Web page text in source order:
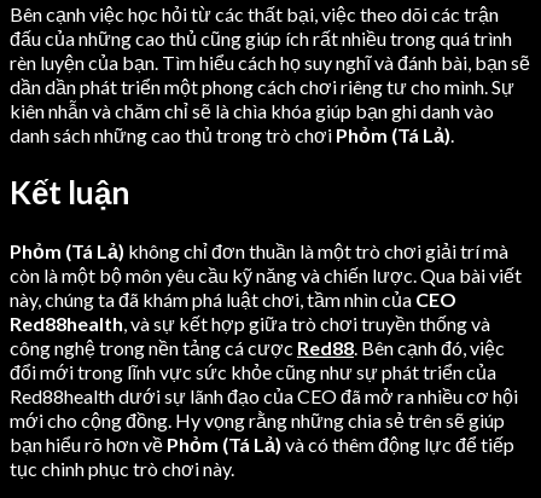
Bên cạnh việc học hỏi từ các thất bại, việc theo dõi các trận
đấu của những cao thủ cũng giúp ích rất nhiều trong quá trình
rèn luyện của bạn. Tìm hiểu cách họ suy nghĩ và đánh bài, bạn sẽ
dần dần phát triển một phong cách chơi riêng tư cho mình. Sự
kiên nhẫn và chăm chỉ sẽ là chìa khóa giúp bạn ghi danh vào
danh sách những cao thủ trong trò chơi Phỏm (Tá Lả)
Kết luận
Phỏm (Tá Lả) không chỉ đơn thuần là một trò chơi giải trí mà
còn là một bộ môn yêu cầu kỹ năng và chiến lược. Qua bài viết
này, chúng ta đã khám phá luật chơi, tầm nhìn của CEO
Red88health , và sự kết hợp giữa trò chơi truyền thống và
công nghệ trong nền tảng cá cược Red88 . Bên cạnh đó, việc
đổi mới trong lĩnh vực sức khỏe cũng như sự phát triển của
Red88health dưới sự lãnh đạo của CEO đã mở ra nhiều cơ hội
mới cho cộng đồng. Hy vọng rằng những chia sẻ trên sẽ giúp
bạn hiểu rõ hơn về Phỏm (Tá Lả) và có thêm động lực để tiếp
tục chinh phục trò chơi này.